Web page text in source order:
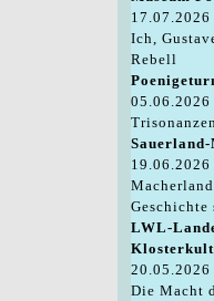
Ich,
Rebell
05.06.2026
Sauerland-
Geschichte
LWL-
20.05.2026
Die Macht